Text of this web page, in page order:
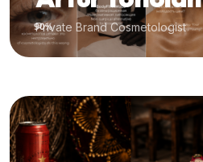
Private Brand Cosmetologist